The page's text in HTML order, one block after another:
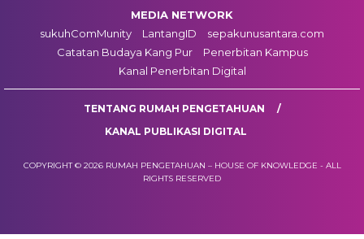
MEDIA NETWORK
sukuhComMunity
LantangID
sepakunusantara.com
Catatan Budaya Kang Pur
Penerbitan Kampus
Kanal Penerbitan Digital
TENTANG RUMAH PENGETAHUAN
KANAL PUBLIKASI DIGITAL
COPYRIGHT © 2026 RUMAH PENGETAHUAN – HOUSE OF KNOWLEDGE - ALL
RIGHTS RESERVED